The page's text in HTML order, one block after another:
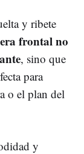
y ribete
frontal no
, sino que
para
o el plan del
y